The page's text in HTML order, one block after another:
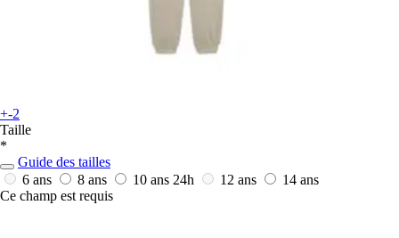
+-2
Taille
*
Guide des tailles
6 ans
8 ans 10 ans 24h 12 ans
14 ans
Ce champ est requis